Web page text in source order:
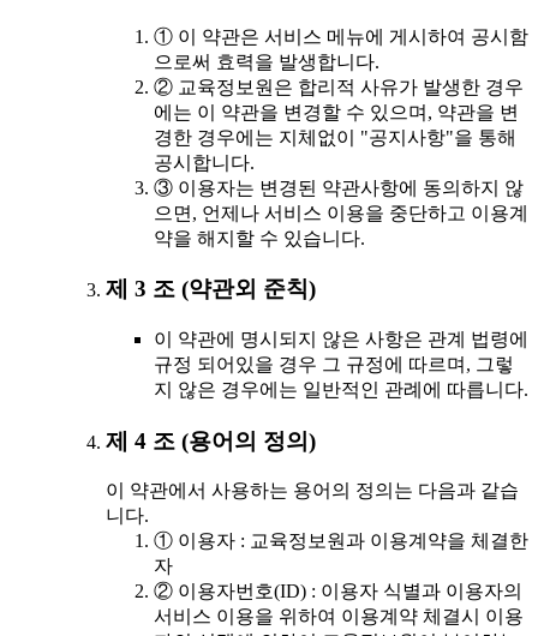
① 이 약관은 서비스 메뉴에 게시하여 공시함
으로써 효력을 발생합니다.
② 교육정보원은 합리적 사유가 발생한 경우
에는 이 약관을 변경할 수 있으며, 약관을 변
경한 경우에는 지체없이 "공지사항"을 통해
공시합니다.
③ 이용자는 변경된 약관사항에 동의하지 않
으면, 언제나 서비스 이용을 중단하고 이용계
약을 해지할 수 있습니다.
제 3 조 (약관외 준칙)
이 약관에 명시되지 않은 사항은 관계 법령에
규정 되어있을 경우 그 규정에 따르며, 그렇
지 않은 경우에는 일반적인 관례에 따릅니다.
제 4 조 (용어의 정의)
이 약관에서 사용하는 용어의 정의는 다음과 같습
니다.
① 이용자 : 교육정보원과 이용계약을 체결한
자
② 이용자번호(ID) : 이용자 식별과 이용자의
서비스 이용을 위하여 이용계약 체결시 이용